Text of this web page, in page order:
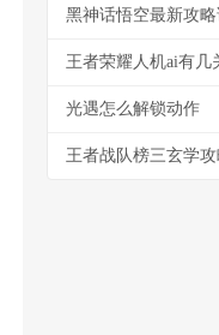
黑神话悟空最新攻
王者荣耀人机ai有几
光遇怎么解锁动作
王者战队榜三玄学